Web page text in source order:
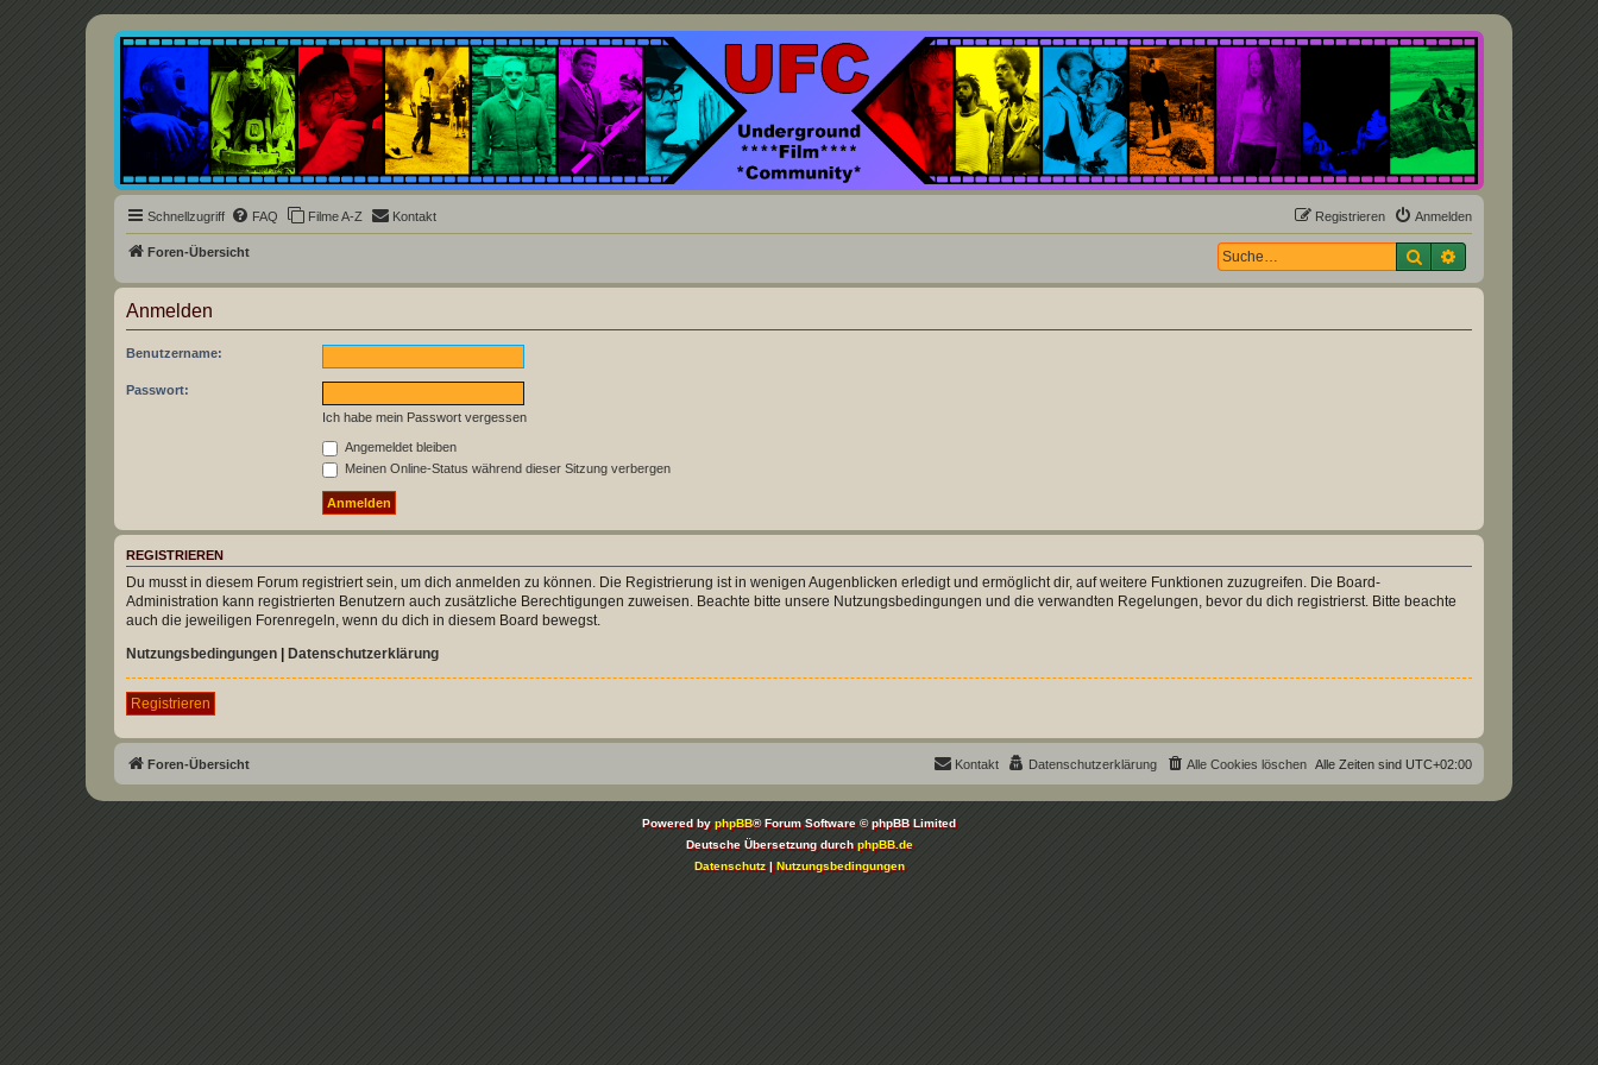
Underground Film Community
Die Underground Film Community ist ein deutschsprachiges Filmforum und ein Paradies für Cineasten und Filmsüchtige jenseits des Mainstreams.
Schnellzugriff FAQ Filme A-Z Kontakt Anmelden
Registrieren
Foren-Übersicht Suche
Anmelden
Benutzername:
Passwort:
Ich habe mein Passwort vergessen
Angemeldet bleiben
Meinen Online-Status während dieser Sitzung verbergen
REGISTRIEREN
Du musst in diesem Forum registriert sein, um dich anmelden zu können. Die Registrierung ist in wenigen Augenblicken erledigt und ermöglicht dir, auf weitere Funktionen zuzugreifen. Die Board-
Administration kann registrierten Benutzern auch zusätzliche Berechtigungen zuweisen. Beachte bitte unsere Nutzungsbedingungen und die verwandten Regelungen, bevor du dich registrierst. Bitte beachte
auch die jeweiligen Forenregeln, wenn du dich in diesem Board bewegst.
Nutzungsbedingungen
Datenschutzerklärung
Registrieren
Foren-Übersicht Alle Zeiten sind UTC+02:00
Alle Cookies löschen
Datenschutzerklärung
Kontakt
Powered byphpBB® Forum Software © phpBB Limited
Deutsche Übersetzung durchphpBB.de
Datenschutz|Nutzungsbedingungen